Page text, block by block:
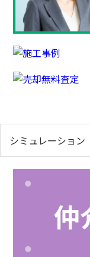
シミュレーション